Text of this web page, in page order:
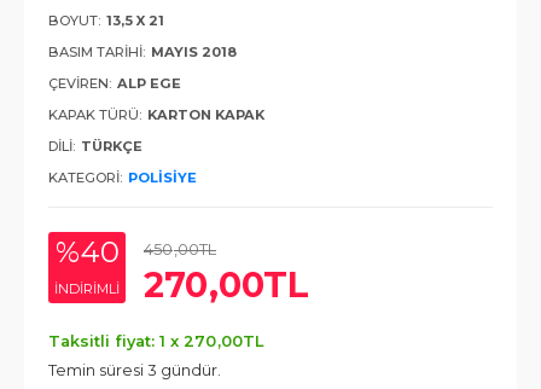
BOYUT: 13,5 X 21
BASIM TARIHI: MAYIS 2018
ÇEVIREN: ALP EGE
KAPAK TÜRÜ: KARTON KAPAK
DILI: TÜRKÇE
KATEGORI: POLISIYE
%40
INDIRIMLI
450,00TL
270,00TL
Taksitli fiyat: 1 x 270,00TL
Temin süresi 3 gündür.